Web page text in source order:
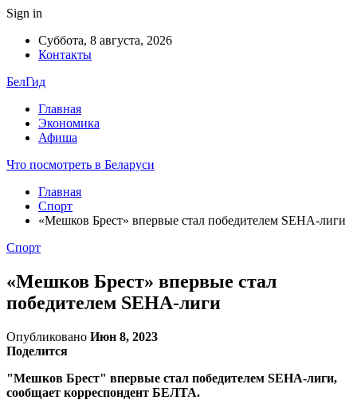
Sign in
Суббота, 8 августа, 2026
Контакты
БелГид
Главная
Экономика
Афиша
Что посмотреть в Беларуси
Главная
Спорт
«Мешков Брест» впервые стал победителем SEHA-лиги
Спорт
«Мешков Брест» впервые стал
победителем SEHA-лиги
Опубликовано Июн 8, 2023
Поделится
"Мешков Брест" впервые стал победителем SEHA-лиги,
сообщает корреспондент БЕЛТА.